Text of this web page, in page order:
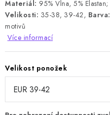
Materiál: 95% Vlna, 5% Elastan;
Velikosti: 35-38, 39-42, Barva:
motivů
Více informací
Velikost ponožek